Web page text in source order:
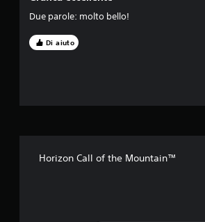
Due parole: molto bello!
Di aiuto
Horizon Call of the Mountain™